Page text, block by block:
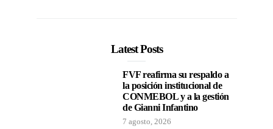
Latest Posts
FVF reafirma su respaldo a
la posición institucional de
CONMEBOL y a la gestión
de Gianni Infantino
7 agosto, 2026